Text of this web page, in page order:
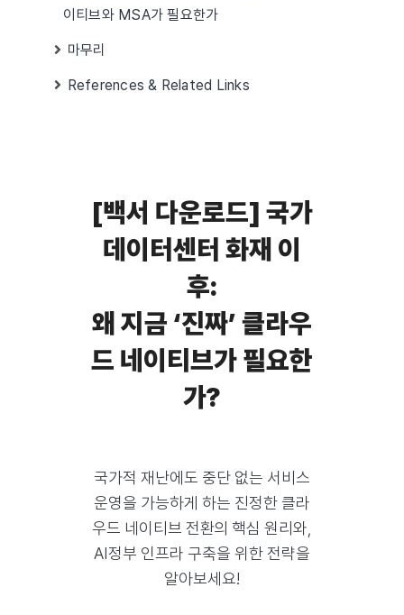
이티브와 MSA가 필요한가
마무리
References & Related Links
[백서 다운로드] 국가
데이터센터 화재 이
후:
왜 지금 ‘진짜’ 클라우
드 네이티브가 필요한
가?
국가적 재난에도 중단 없는 서비스
운영을 가능하게 하는 진정한 클라
우드 네이티브 전환의 핵심 원리와,
AI정부 인프라 구축을 위한 전략을
알아보세요!